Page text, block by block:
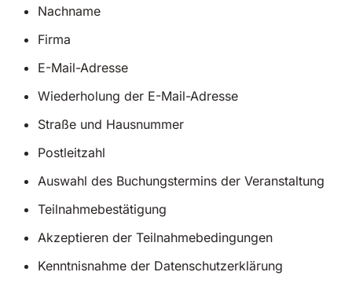
Nachname
Firma
E-Mail-Adresse
Wiederholung der E-Mail-Adresse
Straße und Hausnummer
Postleitzahl
Auswahl des Buchungstermins der Veranstaltung
Teilnahmebestätigung
Akzeptieren der Teilnahmebedingungen
Kenntnisnahme der Datenschutzerklärung